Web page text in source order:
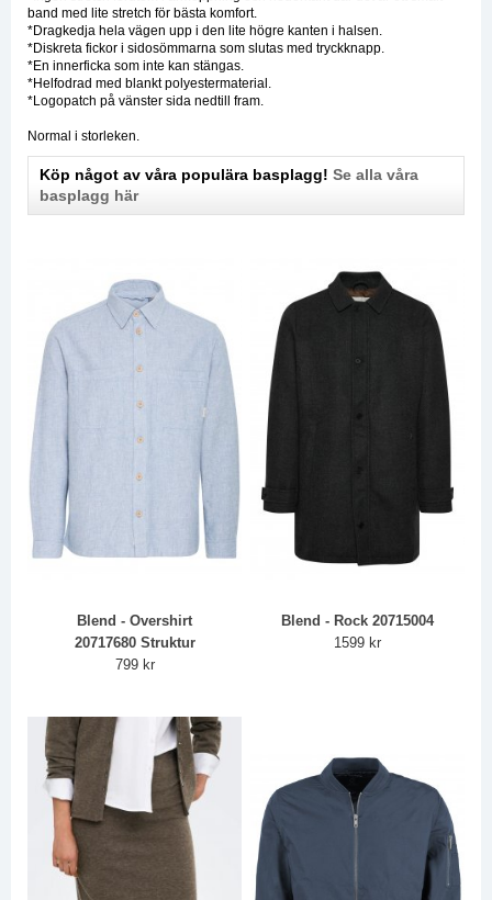
band med lite stretch för bästa komfort.
*Dragkedja hela vägen upp i den lite högre kanten i halsen.
*Diskreta fickor i sidosömmarna som slutas med tryckknapp.
*En innerficka som inte kan stängas.
*Helfodrad med blankt polyestermaterial.
*Logopatch på vänster sida nedtill fram.
Normal i storleken.
Köp något av våra populära basplagg! Se alla våra
basplagg här
Blend - Overshirt
20717680 Struktur
799 kr
Blend - Rock 20715004
1599 kr